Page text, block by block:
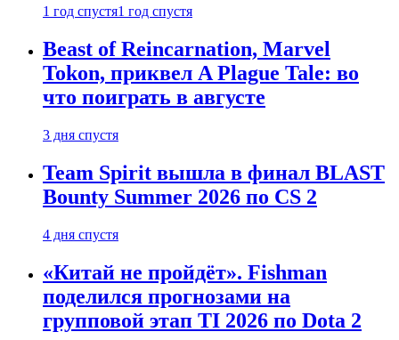
1 год спустя1 год спустя
Beast of Reincarnation, Marvel
Tokon, приквел A Plague Tale: во
что поиграть в августе
3 дня спустя
Team Spirit вышла в финал BLAST
Bounty Summer 2026 по CS 2
4 дня спустя
«Китай не пройдёт». Fishman
поделился прогнозами на
групповой этап TI 2026 по Dota 2